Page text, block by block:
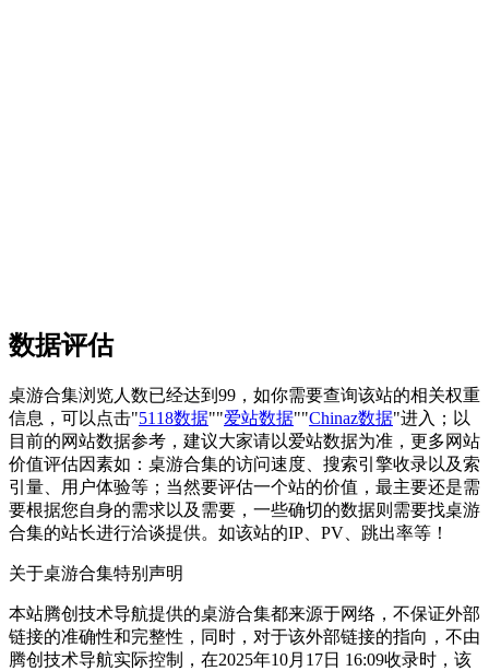
数据评估
桌游合集浏览人数已经达到99，如你需要查询该站的相关权重
信息，可以点击"5118数据""爱站数据""Chinaz数据"进入；以
目前的网站数据参考，建议大家请以爱站数据为准，更多网站
价值评估因素如：桌游合集的访问速度、搜索引擎收录以及索
引量、用户体验等；当然要评估一个站的价值，最主要还是需
要根据您自身的需求以及需要，一些确切的数据则需要找桌游
合集的站长进行洽谈提供。如该站的IP、PV、跳出率等！
关于桌游合集特别声明
本站腾创技术导航提供的桌游合集都来源于网络，不保证外部
链接的准确性和完整性，同时，对于该外部链接的指向，不由
腾创技术导航实际控制，在2025年10月17日 16:09收录时，该